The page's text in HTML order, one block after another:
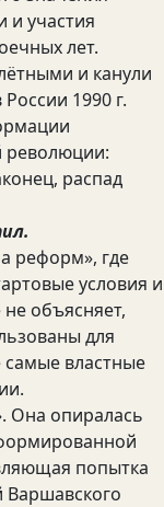
и участия
лет.
и канули
1990 г.
революции:
распад
реформ», где
условия и
объясняет,
для
властные
Она опиралась
попытка
Варшавского